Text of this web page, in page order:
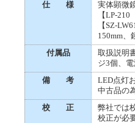
仕 様
実体顕微
【LP-
【SZ-
150mm、
付属品
取扱説明
ジ3個、
備 考
LED点灯
中古品の
校 正
弊社では
校正が必